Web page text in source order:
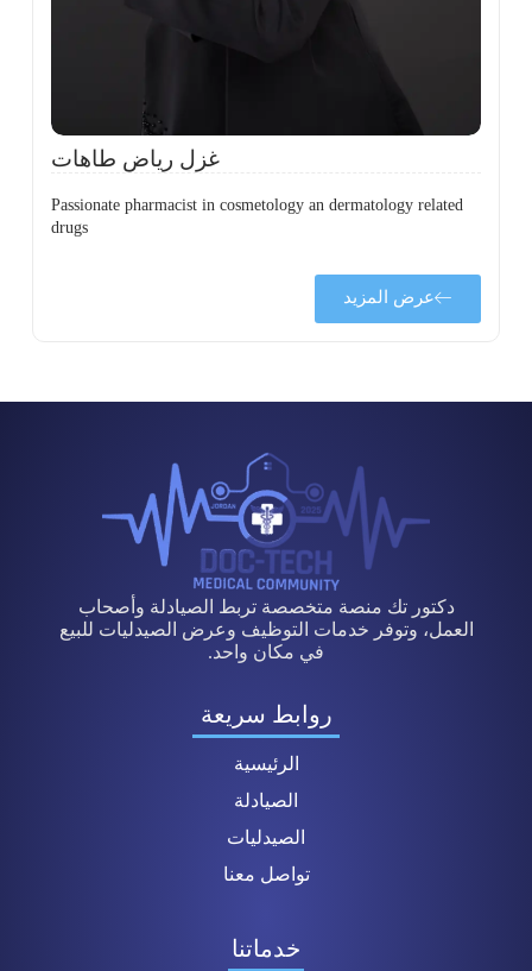
غزل رياض طاهات
Passionate pharmacist in cosmetology an dermatology related
drugs
عرض المزيد
دكتور تك منصة متخصصة تربط الصيادلة وأصحاب
العمل، وتوفر خدمات التوظيف وعرض الصيدليات للبيع
في مكان واحد.
روابط سريعة
الرئيسية
الصيادلة
الصيدليات
تواصل معنا
خدماتنا